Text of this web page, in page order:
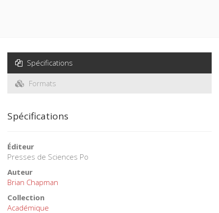
Spécifications
Formats
Spécifications
Éditeur
Presses de Sciences Po
Auteur
Brian Chapman
Collection
Académique